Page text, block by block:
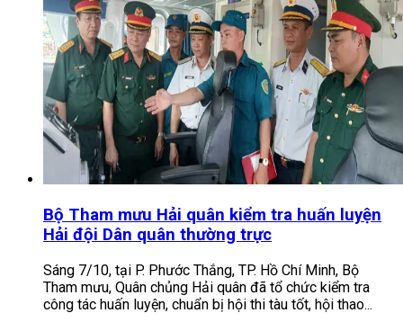
Bộ Tham mưu Hải quân kiểm tra huấn luyện
Hải đội Dân quân thường trực
Sáng 7/10, tại P. Phước Thắng, TP. Hồ Chí Minh, Bộ
Tham mưu, Quân chủng Hải quân đã tổ chức kiểm tra
công tác huấn luyện, chuẩn bị hội thi tàu tốt, hội thao...